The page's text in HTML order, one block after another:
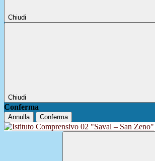
Chiudi
Chiudi
Conferma
Annulla Conferma